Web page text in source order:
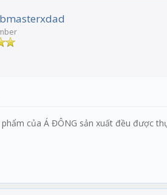
của Á ĐÔNG sản xuất đều được